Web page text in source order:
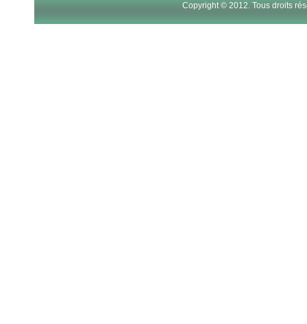
Copyright © 2012. Tous droits